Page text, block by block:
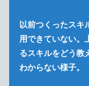
以前つくったスキ
用できていない。
るスキルをどう教
わからない様子。